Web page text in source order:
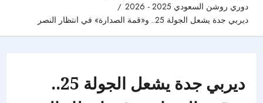
دوري روشن السعودي 2025 - 2026
ديربي جدة يشعل الجولة 25.. و«قمة الصدارة» في انتظار النصر
ديربي جدة يشعل الجولة 25..